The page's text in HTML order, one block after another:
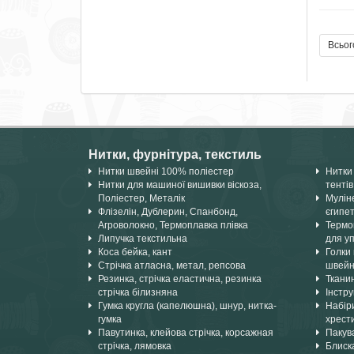
Нитки, фурнітура, текстиль
Нитки швейні 100% поліестер
Нитки для машиної вишивки віскоза,
Поліестер, Металік
Флізелін, Дублерин, Спанбонд,
Агроволокно, Термоплавка плівка
Липучка текстильна
Коса бейка, кант
Стрічка атласна, метал, репсова
Резинка, стрічка еластична, резинка
стрічка білизняна
Гумка кругла (капелюшна), шнур, нитка-
гумка
Павутинка, клейова стрічка, корсажная
стрічка, лямовка
Нитки
для